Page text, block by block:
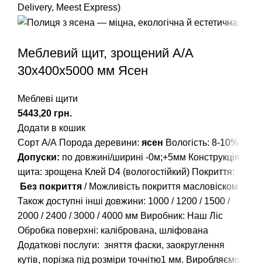
Delivery, Meest Express)
Меблевий щит, зрощений A/А
30х400х5000 мм Ясен
Меблеві щити
грн.
Додати в кошик
Сорт А/А Порода деревини: ясен Вологість: 8-10%
Допуски: по довжині/ширині -0м;+5мм Конструкція
щита: зрощена Клей D4 (вологостійкий) Покриття:
Без покриття / Можливість покриття масловіском
Також доступні інші довжини: 1000 / 1200 / 1500 /
2000 / 2400 /3000 /4000 мм Виробник: Наш Ліс
Обробка поверхні: калібрована, шліфована
Додаткові послуги: зняття фаски, заокруглення
кутів, порізка під розміри точнітю1 мм. Виробляємо